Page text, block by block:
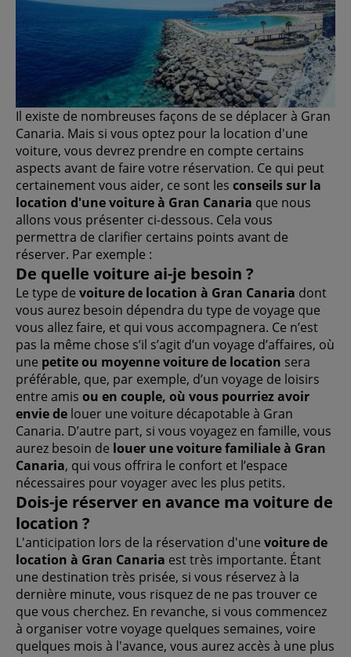
Il existe de nombreuses façons de se déplacer à Gran
Canaria. Mais si vous optez pour la location d'une
voiture, vous devrez prendre en compte certains
aspects avant de faire votre réservation. Ce qui peut
certainement vous aider, ce sont les conseils sur la
location d'une voiture à Gran Canaria que nous
allons vous présenter ci-dessous. Cela vous
permettra de clarifier certains points avant de
réserver. Par exemple :
De quelle voiture ai-je besoin ?
Le type de voiture de location à Gran Canaria dont
vous aurez besoin dépendra du type de voyage que
vous allez faire, et qui vous accompagnera. Ce n’est
pas la même chose s’il s’agit d’un voyage d’affaires, où
une petite ou moyenne voiture de location sera
préférable, que, par exemple, d’un voyage de loisirs
entre amis ou en couple, où vous pourriez avoir
envie de louer une voiture décapotable à Gran
Canaria. D’autre part, si vous voyagez en famille, vous
aurez besoin de louer une voiture familiale à Gran
Canaria, qui vous offrira le confort et l’espace
nécessaires pour voyager avec les plus petits.
Dois-je réserver en avance ma voiture de
location ?
L'anticipation lors de la réservation d'une voiture de
location à Gran Canaria est très importante. Étant
une destination très prisée, si vous réservez à la
dernière minute, vous risquez de ne pas trouver ce
que vous cherchez. En revanche, si vous commencez
à organiser votre voyage quelques semaines, voire
quelques mois à l'avance, vous aurez accès à une plus